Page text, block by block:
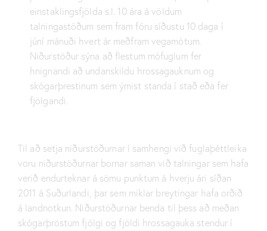
einstaklingsfjölda s.l. 10 ára á völdum
talningastöðum sem fram fóru síðustu 10 daga í
júní mánuði hvert ár meðfram vegamótum.
Niðurstöður sýna að flestum mófuglum fer
hnignandi að undanskildu hrossagauknum og
skógarþrestinum sem ýmist standa í stað eða fer
fjölgandi.
Til að setja niðurstöðurnar í samhengi við fuglaþéttleika
voru niðurstöðurnar bornar saman við talningar sem hafa
verið endurteknar á sömu punktum á hverju ári síðan
2011 á Suðurlandi, þar sem miklar breytingar hafa orðið
á landnotkun. Niðurstöðurnar benda til þess að meðan
skógarþröstum fjölgi og fjöldi hrossagauka stendur í